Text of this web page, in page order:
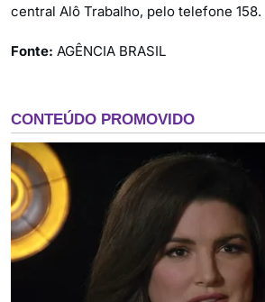
central Alô Trabalho, pelo telefone 158.
Fonte: AGÊNCIA BRASIL